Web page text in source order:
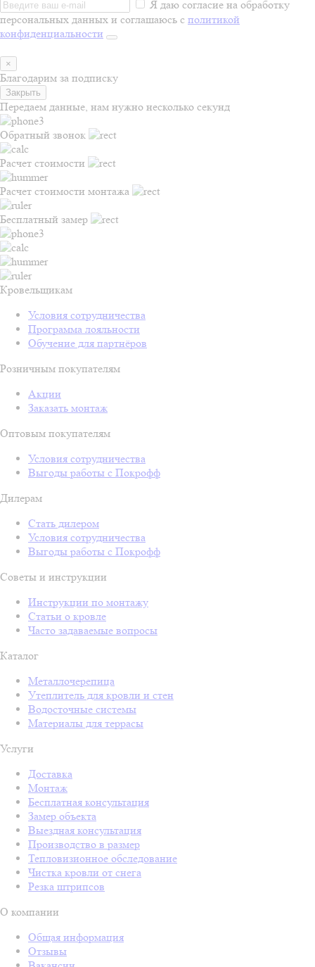
Я даю согласие на обработку
персональных данных и соглашаюсь с политикой
конфиденциальности
×
Благодарим за подписку
Закрыть
Передаем данные, нам нужно несколько секунд
Обратный звонок
Расчет стоимости
Расчет стоимости монтажа
Бесплатный замер
Кровельщикам
Условия сотрудничества
Программа лояльности
Обучение для партнёров
Розничным покупателям
Акции
Заказать монтаж
Оптовым покупателям
Условия сотрудничества
Выгоды работы с Покрофф
Дилерам
Стать дилером
Условия сотрудничества
Выгоды работы с Покрофф
Советы и инструкции
Инструкции по монтажу
Статьи о кровле
Часто задаваемые вопросы
Каталог
Металлочерепица
Утеплитель для кровли и стен
Водосточные системы
Материалы для террасы
Услуги
Доставка
Монтаж
Бесплатная консультация
Замер объекта
Выездная консультация
Производство в размер
Тепловизионное обследование
Чистка кровли от снега
Резка штрипсов
О компании
Общая информация
Отзывы